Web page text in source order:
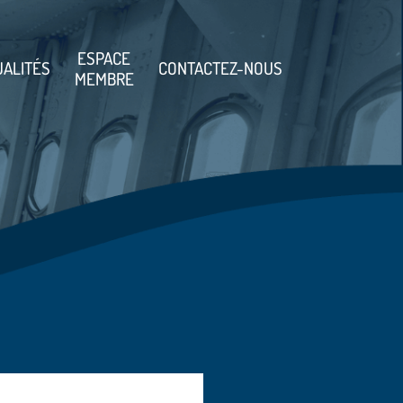
ESPACE
MEMBRE
CONTACTEZ-NOUS